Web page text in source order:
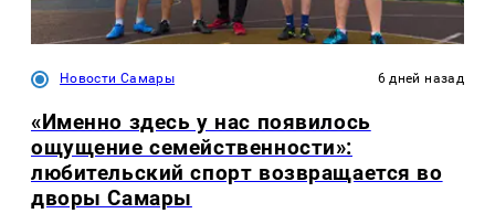
Новости Самары 6 дней назад
«Именно здесь у нас появилось
ощущение семейственности»:
любительский спорт возвращается во
дворы Самары